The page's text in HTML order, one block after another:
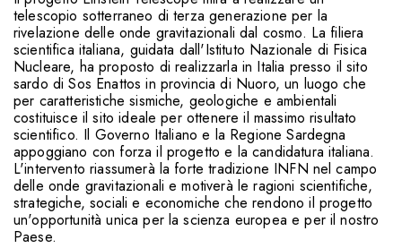
telescopio sotterraneo di terza generazione per la
rivelazione delle onde gravitazionali dal cosmo. La filiera
scientifica italiana, guidata dall'Istituto Nazionale di Fisica
Nucleare, ha proposto di realizzarla in Italia presso il sito
sardo di Sos Enattos in provincia di Nuoro, un luogo che
per caratteristiche sismiche, geologiche e ambientali
costituisce il sito ideale per ottenere il massimo risultato
scientifico. Il Governo Italiano e la Regione Sardegna
appoggiano con forza il progetto e la candidatura italiana.
L'intervento riassumerà la forte tradizione INFN nel campo
delle onde gravitazionali e motiverà le ragioni scientifiche,
strategiche, sociali e economiche che rendono il progetto
un'opportunità unica per la scienza europea e per il nostro
Paese.